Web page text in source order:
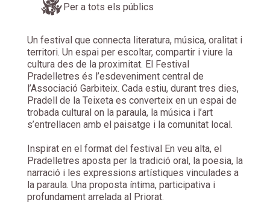
Per a tots els públics
Un festival que connecta literatura, música, oralitat i
territori. Un espai per escoltar, compartir i viure la
cultura des de la proximitat. El Festival
Pradelletres és l’esdeveniment central de
l’Associació Garbiteix. Cada estiu, durant tres dies,
Pradell de la Teixeta es converteix en un espai de
trobada cultural on la paraula, la música i l’art
s’entrellacen amb el paisatge i la comunitat local.
Inspirat en el format del festival En veu alta, el
Pradelletres aposta per la tradició oral, la poesia, la
narració i les expressions artístiques vinculades a
la paraula. Una proposta íntima, participativa i
profundament arrelada al Priorat.